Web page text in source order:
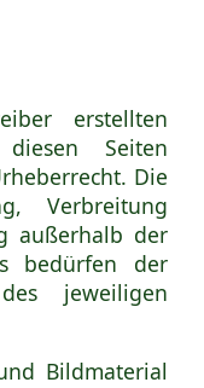
erstellten
Seiten
Die
Verbreitung
außerhalb der
bedürfen der
jeweiligen
Bildmaterial